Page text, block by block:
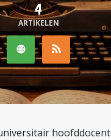
4
ARTIKELEN
hoofddocent